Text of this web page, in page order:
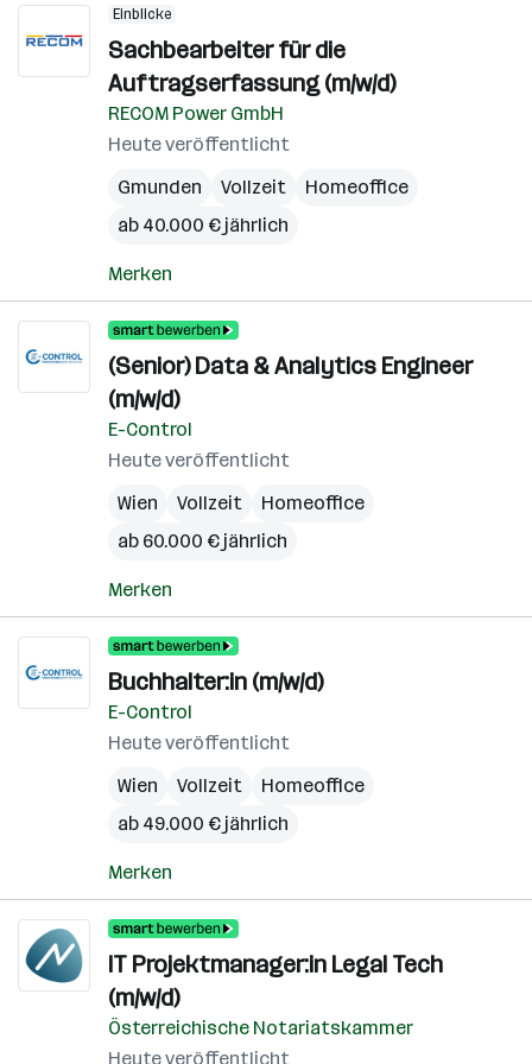
Einblicke
Sachbearbeiter für die
Auftragserfassung (m/w/d)
RECOM Power GmbH
Heute veröffentlicht
Gmunden
Vollzeit
Homeoffice
ab 40.000 € jährlich
Merken
(Senior) Data & Analytics Engineer
(m/w/d)
E-Control
Heute veröffentlicht
Wien
Vollzeit
Homeoffice
ab 60.000 € jährlich
Merken
Buchhalter:in (m/w/d)
E-Control
Heute veröffentlicht
Wien
Vollzeit
Homeoffice
ab 49.000 € jährlich
Merken
IT Projektmanager:in Legal Tech
(m/w/d)
Österreichische Notariatskammer
Heute veröffentlicht